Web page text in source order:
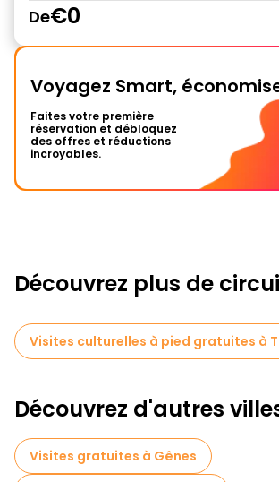
De€0
Voyagez Smart,
Faites votre première
réservation et débloquez
des offres et réductions
incroyables.
Découvrez plus de
Visites culturelles à pied gratuites à
Découvrez d'autres
Visites gratuites à Gênes